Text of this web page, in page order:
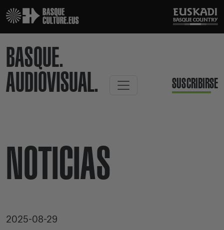
BASQUE.
AUDIOVISUAL.
SUSCRIBIRSE
NOTICIAS
2025-08-29